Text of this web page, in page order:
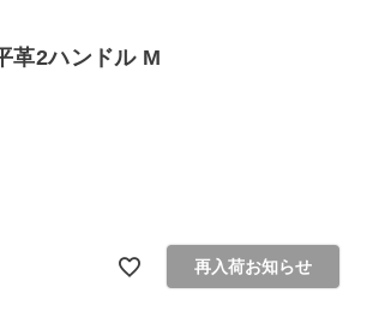
革2ハンドル M
再入荷お知らせ